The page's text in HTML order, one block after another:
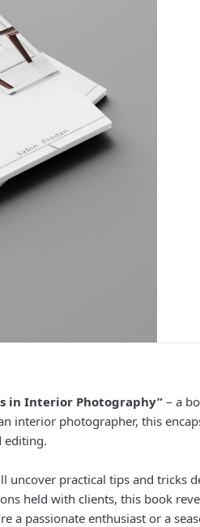
in Interior Photography” – a
interior photographer, this
editing.
uncover practical tips and tricks
held with clients, this book
a passionate enthusiast or a